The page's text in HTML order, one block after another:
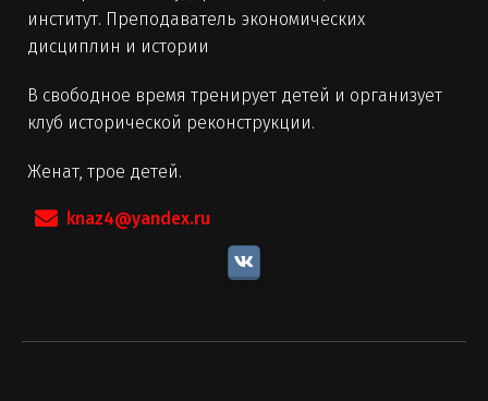
институт. Преподаватель экономических
дисциплин и истории
В свободное время тренирует детей и организует
клуб исторической реконструкции.
Женат, трое детей.
knaz4@yandex.ru